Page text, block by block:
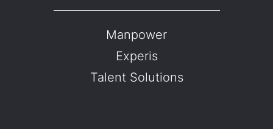
Manpower
Experis
Talent Solutions